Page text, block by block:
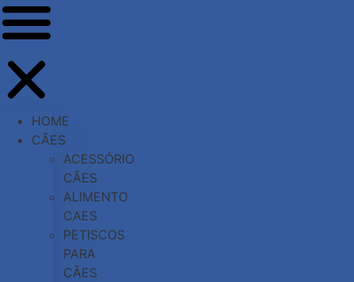
HOME
CÃES
ACESSÓRIO
CÃES
ALIMENTO
CAES
PETISCOS
PARA
CÃES